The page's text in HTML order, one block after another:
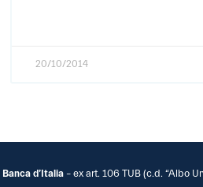
20/10/2014
Banca d’Italia – ex art. 106 TUB (c.d. “Albo